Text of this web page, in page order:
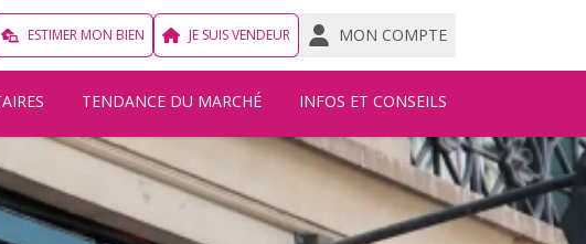
ESTIMER MON BIEN JE SUIS VENDEUR MON COMPTE
TENDANCE DU MARCHÉ INFOS ET CONSEILS